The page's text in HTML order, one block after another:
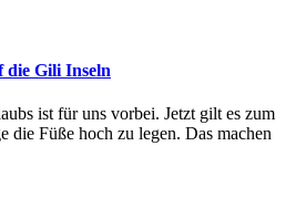
die Gili Inseln
ist für uns vorbei. Jetzt gilt es zum
die Füße hoch zu legen. Das machen